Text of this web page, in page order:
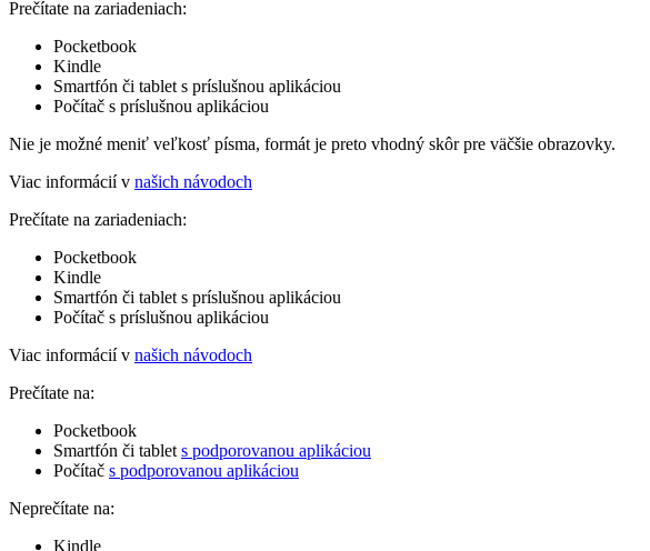
Prečítate na zariadeniach:
Pocketbook
Kindle
Smartfón či tablet s príslušnou aplikáciou
Počítač s príslušnou aplikáciou
Nie je možné meniť veľkosť písma, formát je preto vhodný skôr pre väčšie obrazovky.
Viac informácií v našich návodoch
Prečítate na zariadeniach:
Pocketbook
Kindle
Smartfón či tablet s príslušnou aplikáciou
Počítač s príslušnou aplikáciou
Viac informácií v našich návodoch
Prečítate na:
Pocketbook
Smartfón či tablet s podporovanou aplikáciou
Počítač s podporovanou aplikáciou
Neprečítate na:
Kindle